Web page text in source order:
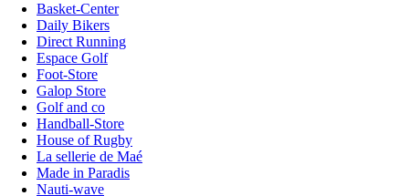
Basket-Center
Daily Bikers
Direct Running
Espace Golf
Foot-Store
Galop Store
Golf and co
Handball-Store
House of Rugby
La sellerie de Maé
Made in Paradis
Nauti-wave